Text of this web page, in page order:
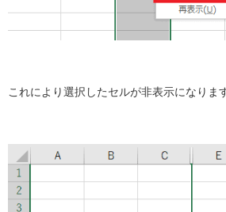
これにより選択したセルが非表示になりま